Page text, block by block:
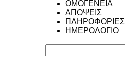
ΟΜΟΓΕΝΕΙΑ
ΑΠΟΨΕΙΣ
ΠΛΗΡΟΦΟΡΙΕΣ
ΗΜΕΡΟΛΟΓΙΟ